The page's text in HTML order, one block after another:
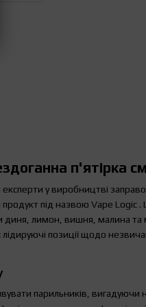
п'ятірка
у виробництві
продукт під назвою Vape
диня, лимон, вишня, малина та
позиції щодо
парильників, вигадуючи